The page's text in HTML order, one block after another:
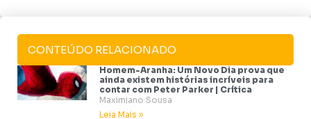
CONTEÚDO RELACIONADO
Homem-Aranha: Um Novo Dia prova que
ainda existem histórias incríveis para
contar com Peter Parker | Crítica
Maximiano Sousa
Leia Mais »